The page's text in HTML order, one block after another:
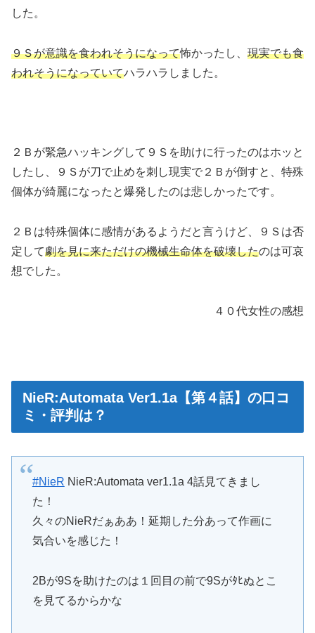
した。
９Ｓが意識を食われそうになって怖かったし、 現実でも食
われそうになっていてハラハラしました。
２Ｂが緊急ハッキングして９Ｓを助けに行ったのはホッと
したし、９Ｓが刀で止めを刺し現実で２Ｂが倒すと、特殊
個体が綺麗になったと爆発したのは悲しかったです。
２Ｂは特殊個体に感情があるようだと言うけど、９Ｓは否
定して劇を見に来ただけの機械生命体を破壊したのは可哀
想でした。
４０代女性の感想
NieR:Automata Ver1.1a【第４話】の口コ
ミ・評判は？
#NieR NieR:Automata ver1.1a 4話見てきまし
た！
久々のNieRだぁああ！延期した分あって作画に
気合いを感じた！
2Bが9Sを助けたのは１回目の前で9Sがﾀﾋぬとこ
を見てるからかな